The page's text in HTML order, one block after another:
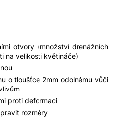
otvory (množství drenážních
na velikosti květináče)
o tloušťce 2mm odolnému vůči
proti deformaci
rozměry